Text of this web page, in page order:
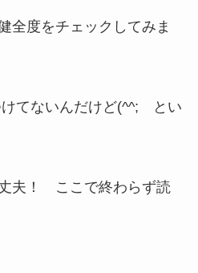
全度をチェックしてみま
けてないんだけど(^^; とい
夫！ ここで終わらず読